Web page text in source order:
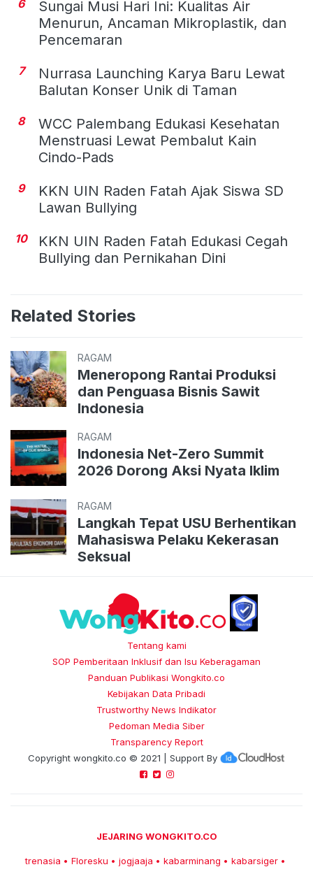
6
Sungai Musi Hari Ini: Kualitas Air
Menurun, Ancaman Mikroplastik, dan
Pencemaran
7
Nurrasa Launching Karya Baru Lewat
Balutan Konser Unik di Taman
8
WCC Palembang Edukasi Kesehatan
Menstruasi Lewat Pembalut Kain
Cindo-Pads
9
KKN UIN Raden Fatah Ajak Siswa SD
Lawan Bullying
10
KKN UIN Raden Fatah Edukasi Cegah
Bullying dan Pernikahan Dini
Related Stories
RAGAM
Meneropong Rantai Produksi
dan Penguasa Bisnis Sawit
Indonesia
RAGAM
Indonesia Net-Zero Summit
2026 Dorong Aksi Nyata Iklim
RAGAM
Langkah Tepat USU Berhentikan
Mahasiswa Pelaku Kekerasan
Seksual
Tentang kami
SOP Pemberitaan Inklusif dan Isu Keberagaman
Panduan Publikasi Wongkito.co
Kebijakan Data Pribadi
Trustworthy News Indikator
Pedoman Media Siber
Transparency Report
Copyright wongkito.co © 2021 | Support By
JEJARING WONGKITO.CO
trenasia • Floresku • jogjaaja • kabarminang • kabarsiger •